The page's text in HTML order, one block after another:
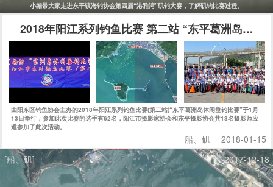
小编带大家走进东平镇海钓协会第四届“港雅湾”矶钓大赛，了解矶钓比赛过程。
2018年阳江系列钓鱼比赛 第二站 “东平葛洲岛休闲
由阳东区钓鱼协会主办的2018年阳江系列钓鱼比赛(第二站)“东平葛洲岛休闲垂钓比赛”于1月
13日举行，参加此次比赛的选手有62名，阳江市摄影家协会和东平摄影协会共13名摄影师应
邀参加了此次活动。
船、矶
2018-01-15
[船、矶]
2017-12-18